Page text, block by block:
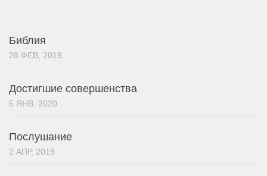
Библия
28 ФЕВ, 2019
Достигшие совершенства
5 ЯНВ, 2020
Послушание
2 АПР, 2019